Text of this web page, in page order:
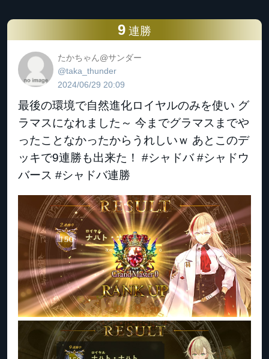
9 連勝
たかちゃん@サンダー
@taka_thunder
2024/06/29 20:09
最後の環境で自然進化ロイヤルのみを使い グ
ラマスになれました～ 今までグラマスまでや
ったことなかったからうれしいｗ あとこのデ
ッキで9連勝も出来た！ #シャドバ #シャドウ
バース #シャドバ連勝